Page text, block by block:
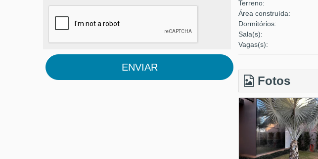
ENVIAR
Terreno:
Área construída:
Dormitórios:
Sala(s):
Vagas(s):
Fotos